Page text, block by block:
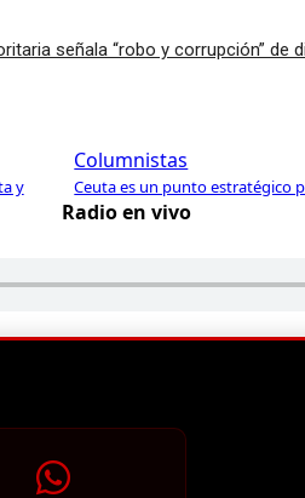
señala “robo y corrupción” de
y
Columnistas
Ceuta es un punto estratégico
Radio en vivo